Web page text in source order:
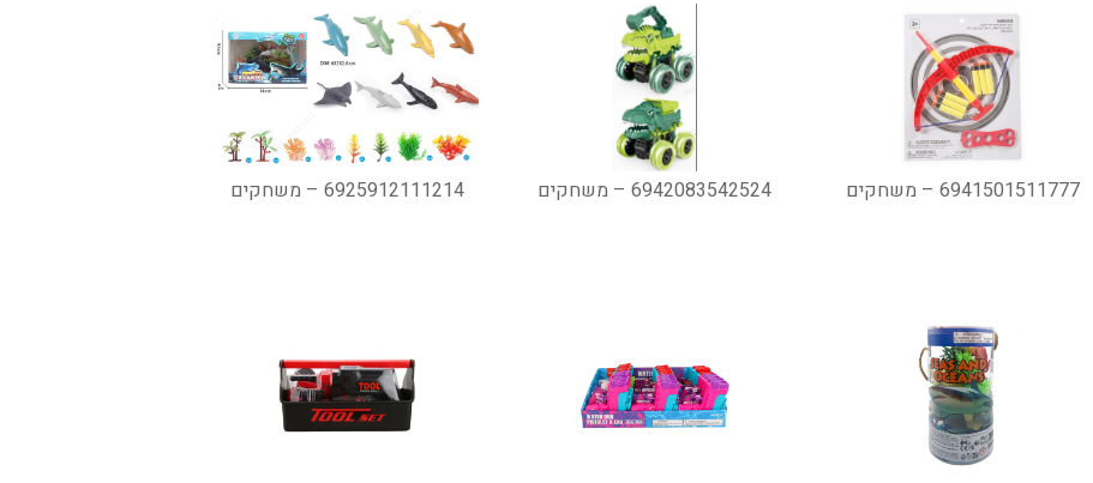
6941501511777 – משחקים 6942083542524 – משחקים 6925912111214 – משחקים